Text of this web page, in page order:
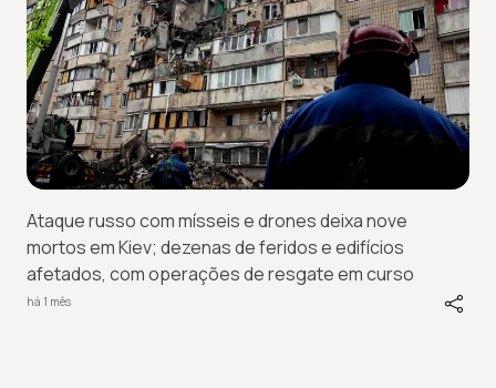
Ataque russo com mísseis e drones deixa nove
mortos em Kiev; dezenas de feridos e edifícios
afetados, com operações de resgate em curso
há 1 mês